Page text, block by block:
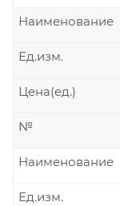
Наименование
Ед.изм.
Цена(ед.)
№
Наименование
Ед.изм.